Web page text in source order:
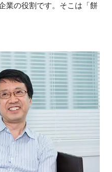
業の役割です。そこは「餅